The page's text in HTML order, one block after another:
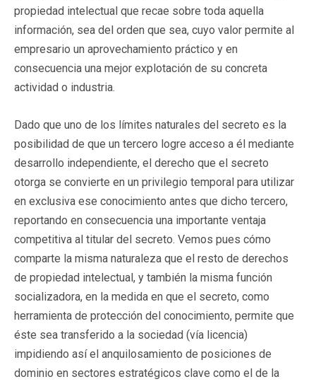
propiedad intelectual que recae sobre toda aquella
información, sea del orden que sea, cuyo valor permite al
empresario un aprovechamiento práctico y en
consecuencia una mejor explotación de su concreta
actividad o industria.
Dado que uno de los límites naturales del secreto es la
posibilidad de que un tercero logre acceso a él mediante
desarrollo independiente, el derecho que el secreto
otorga se convierte en un privilegio temporal para utilizar
en exclusiva ese conocimiento antes que dicho tercero,
reportando en consecuencia una importante ventaja
competitiva al titular del secreto. Vemos pues cómo
comparte la misma naturaleza que el resto de derechos
de propiedad intelectual, y también la misma función
socializadora, en la medida en que el secreto, como
herramienta de protección del conocimiento, permite que
éste sea transferido a la sociedad (vía licencia)
impidiendo así el anquilosamiento de posiciones de
dominio en sectores estratégicos clave como el de la